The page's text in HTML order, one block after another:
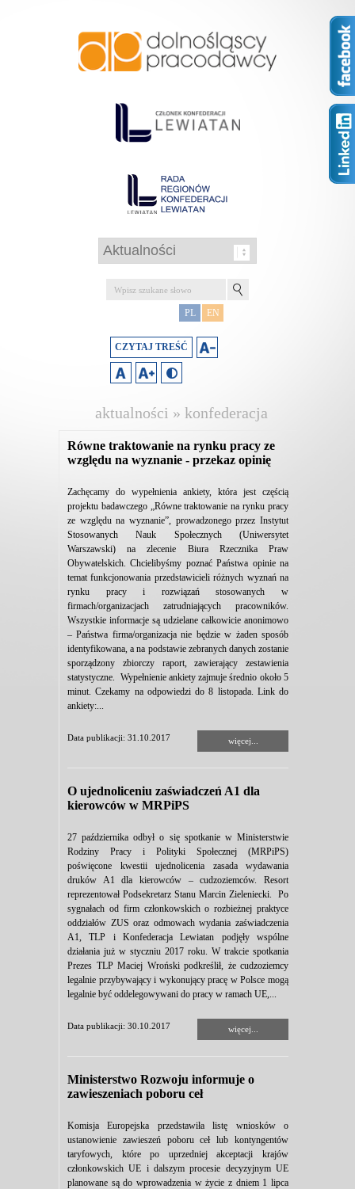
PL EN
CZYTAJ TREŚĆ
aktualności » konfederacja
Równe traktowanie na rynku pracy ze
względu na wyznanie - przekaz opinię
Zachęcamy do wypełnienia ankiety, która jest częścią
projektu badawczego „Równe traktowanie na rynku pracy
ze względu na wyznanie”, prowadzonego przez Instytut
Stosowanych Nauk Społecznych (Uniwersytet
Warszawski) na zlecenie Biura Rzecznika Praw
Obywatelskich. Chcielibyśmy poznać Państwa opinie na
temat funkcjonowania przedstawicieli różnych wyznań na
rynku pracy i rozwiązań stosowanych w
firmach/organizacjach zatrudniających pracowników.
Wszystkie informacje są udzielane całkowicie anonimowo
– Państwa firma/organizacja nie będzie w żaden sposób
identyfikowana, a na podstawie zebranych danych zostanie
sporządzony zbiorczy raport, zawierający zestawienia
statystyczne. Wypełnienie ankiety zajmuje średnio około 5
minut. Czekamy na odpowiedzi do 8 listopada. Link do
ankiety:...
Data publikacji: 31.10.2017 więcej...
O ujednoliceniu zaświadczeń A1 dla
kierowców w MRPiPS
27 października odbył o się spotkanie w Ministerstwie
Rodziny Pracy i Polityki Społecznej (MRPiPS)
poświęcone kwestii ujednolicenia zasada wydawania
druków A1 dla kierowców – cudzoziemców. Resort
reprezentował Podsekretarz Stanu Marcin Zieleniecki. Po
sygnałach od firm członkowskich o rozbieżnej praktyce
oddziałów ZUS oraz odmowach wydania zaświadczenia
A1, TLP i Konfederacja Lewiatan podjęły wspólne
działania już w styczniu 2017 roku. W trakcie spotkania
Prezes TLP Maciej Wroński podkreślił, że cudzoziemcy
legalnie przybywający i wykonujący pracę w Polsce mogą
legalnie być oddelegowywani do pracy w ramach UE,...
Data publikacji: 30.10.2017 więcej...
Ministerstwo Rozwoju informuje o
zawieszeniach poboru ceł
Komisja Europejska przedstawiła listę wniosków o
ustanowienie zawieszeń poboru ceł lub kontyngentów
taryfowych, które po uprzedniej akceptacji krajów
członkowskich UE i dalszym procesie decyzyjnym UE
planowane są do wprowadzenia w życie z dniem 1 lipca